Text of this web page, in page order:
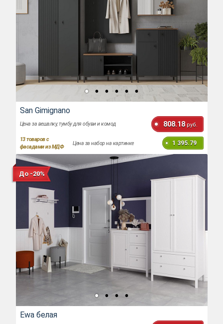
San Gimignano
Цена за вешалку, тумбу для обуви и комод 808.18 руб.
13товаров с
фасадами из МДФ
Цена за набор на картинке 1 395.79
До -20%
Ewa белая